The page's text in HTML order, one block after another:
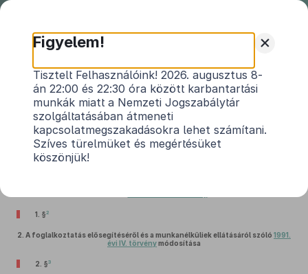
2021. évi LXXXV. törvény
egyes törvényeknek a kisgyermekkel otthon
lévők szövetkezete létrehozásával összefüggő
módosításáról
Hatályos: 2021. 07. 02. – 2021. 07. 02.
1. §2
2. A foglalkoztatás elősegítéséről és a munkanélküliek ellátásáról szóló 1991.
évi IV. törvénymódosítása
2. §3
+
Figyelem!
Tisztelt Felhasználóink! 2026. augusztus 8-
án 22:00 és 22:30 óra között karbantartási
munkák miatt a Nemzeti Jogszabálytár
szolgáltatásában átmeneti
kapcsolatmegszakadásokra lehet számítani.
Szíves türelmüket és megértésüket
köszönjük!